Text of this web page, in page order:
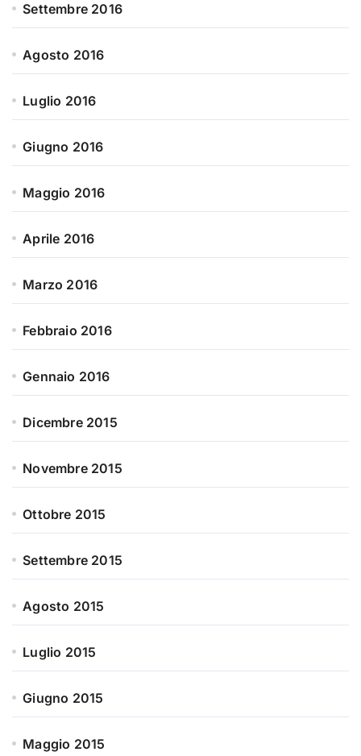
Settembre 2016
Agosto 2016
Luglio 2016
Giugno 2016
Maggio 2016
Aprile 2016
Marzo 2016
Febbraio 2016
Gennaio 2016
Dicembre 2015
Novembre 2015
Ottobre 2015
Settembre 2015
Agosto 2015
Luglio 2015
Giugno 2015
Maggio 2015